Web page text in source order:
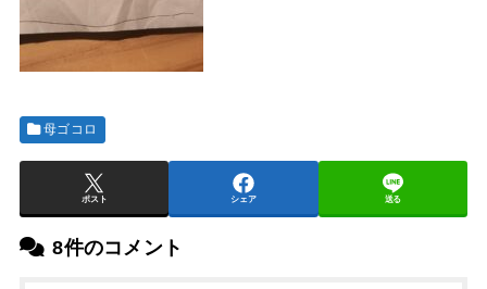
母ゴコロ
ポスト シェア 送る
8件のコメント